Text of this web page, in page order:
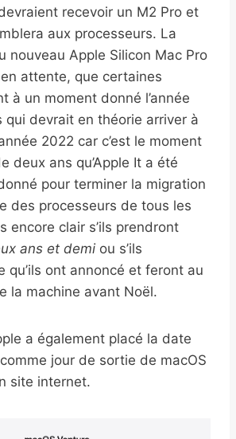
recevoir un M2 Pro et
aux processeurs. La
nouveau Apple Silicon Mac Pro
attente, que certaines
à un moment donné l’année
qui devrait en théorie arriver à
2022 car c’est le moment
deux ans qu’Apple It a été
pour terminer la migration
des processeurs de tous les
encore clair s’ils prendront
ans et demi ou s’ils
qu’ils ont annoncé et feront au
la machine avant Noël.
a également placé la date
jour de sortie de macOS
site internet.